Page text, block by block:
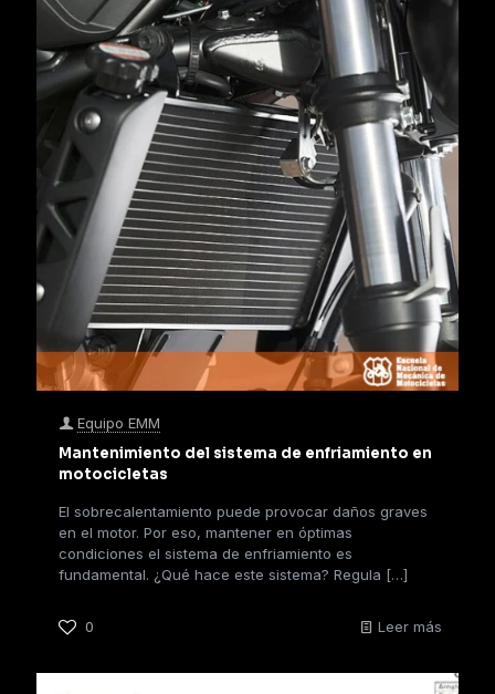
Equipo EMM
Mantenimiento del sistema de enfriamiento en
motocicletas
El sobrecalentamiento puede provocar daños graves
en el motor. Por eso, mantener en óptimas
condiciones el sistema de enfriamiento es
fundamental. ¿Qué hace este sistema? Regula […]
0 Leer más